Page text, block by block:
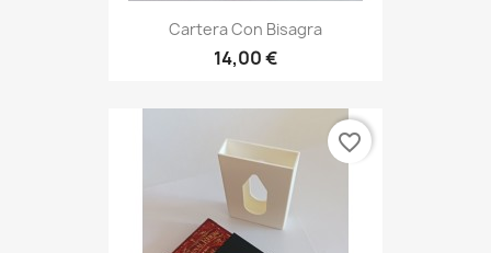
Cartera Con Bisagra
14,00 €
favorite_border